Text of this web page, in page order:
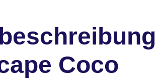
Coco